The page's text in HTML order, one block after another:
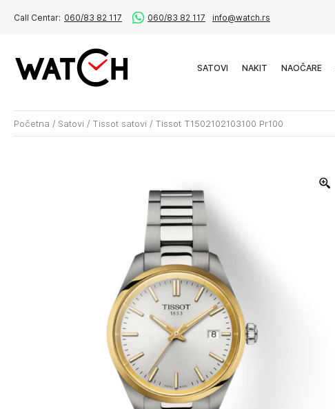
Call Centar: 060/83 82 117 060/83 82 117 info@watch.rs
SATOVI NAKIT NAOČARE
Početna / Satovi / Tissot satovi / Tissot T1502102103100 Pr100